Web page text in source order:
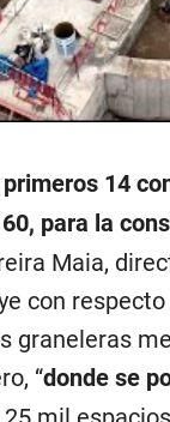
14
para la
Maia,
con
graneleras
“donde se